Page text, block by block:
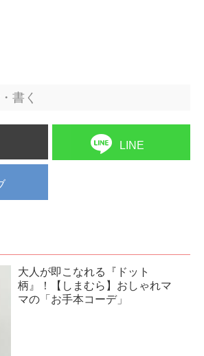
書く
LINE
大人が即こなれる『ドット
柄』！【しまむら】おしゃれマ
マの「お手本コーデ」